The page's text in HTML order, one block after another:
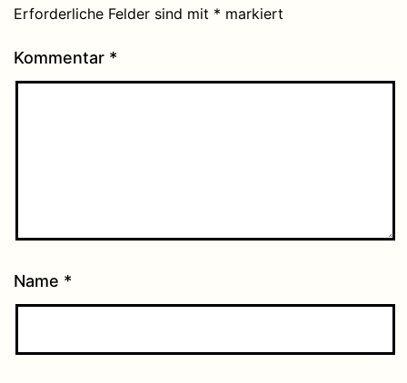
Erforderliche Felder sind mit * markiert
Kommentar *
Name *